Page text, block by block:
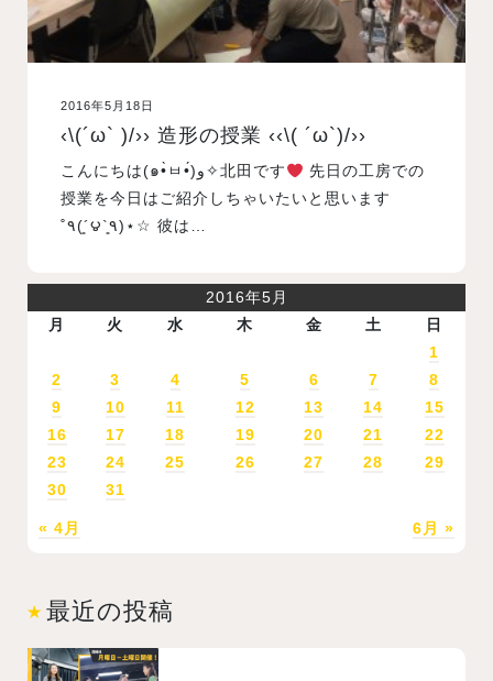
オープンキャンパス
訪問者別メニュー
2016年5月18日
‹\(´ω` )/›› 造形の授業 ‹‹\( ´ω`)/››
こんにちは(๑•̀ㅂ•́)و✧北田です
先日の工房での
授業を今日はご紹介しちゃいたいと思います
˚٩(´͈౪`͈٩)⋆☆ 彼は…
2016年5月
月
火 水 木 金 土 日
« 4月 6月 »
1
2
3 4 5 6 7
8
9
10 11 12 13 14
15
16
17 18 19 20 21
22
23
24 25 26 27 28
29
30
31
最近の投稿